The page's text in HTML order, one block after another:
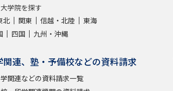
学院を探す
北 関東 信越・北陸
東海
四国 九州・沖縄
関連、塾・予備校などの資料請求
関連などの資料請求一覧